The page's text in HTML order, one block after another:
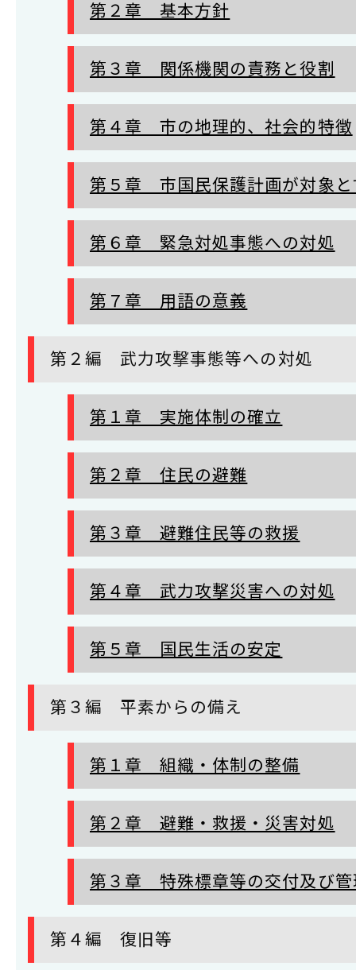
第２章 基本方針
第３章 関係機関の責務と役割
第４章 市の地理的、社会的特徴
第５章 市国民保護計画が対象と
第６章 緊急対処事態への対処
第７章 用語の意義
第２編 武力攻撃事態等への対処
第１章 実施体制の確立
第２章 住民の避難
第３章 避難住民等の救援
第４章 武力攻撃災害への対処
第５章 国民生活の安定
第３編 平素からの備え
第１章 組織・体制の整備
第２章 避難・救援・災害対処
第３章 特殊標章等の交付及び管
第４編 復旧等